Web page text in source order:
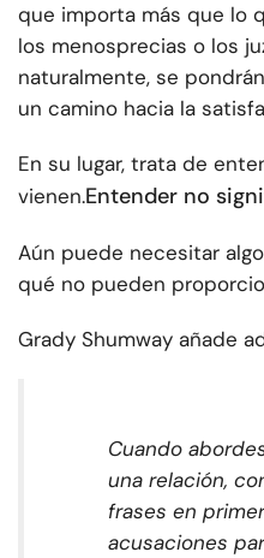
que importa más que lo
los menosprecias o los
naturalmente, se
un camino hacia la
En su lugar, trata de
vienen.Entender no
Aún puede necesitar
qué no pueden
Grady Shumway añade
Cuando
una relación,
frases en
acusaciones